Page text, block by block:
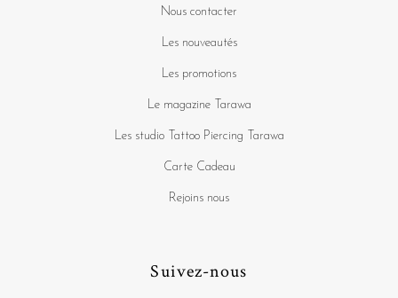
Nous contacter
Les nouveautés
Les promotions
Le magazine Tarawa
Les studio Tattoo Piercing Tarawa
Carte Cadeau
Rejoins nous
Suivez-nous